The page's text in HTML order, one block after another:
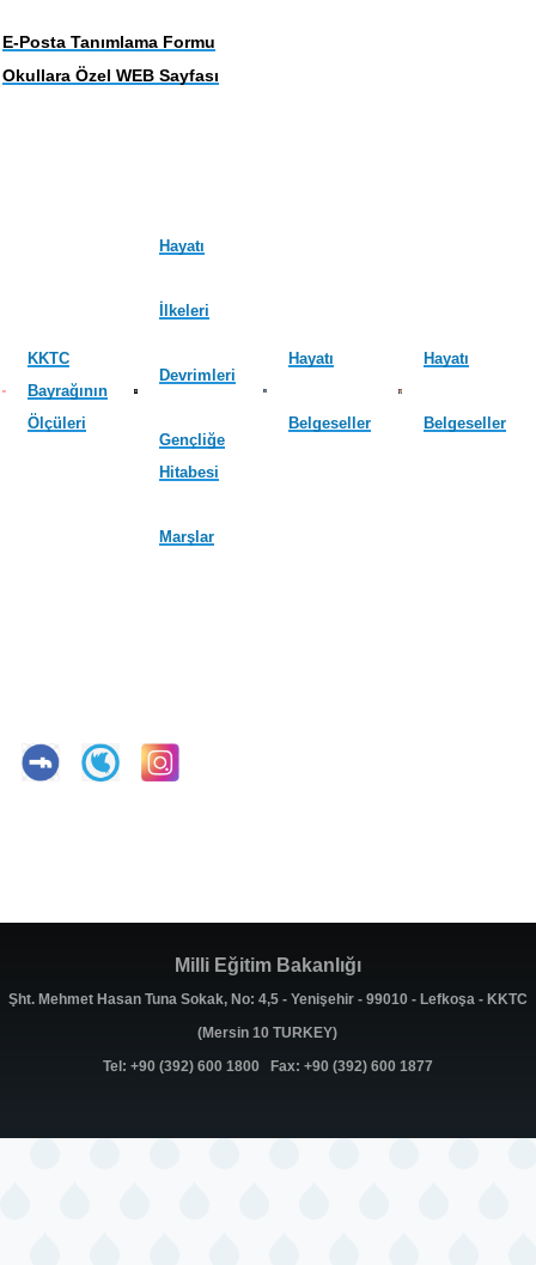
E-Posta Tanımlama Formu
Okullara Özel WEB Sayfası
KKTC
Bayrağının
Ölçüleri
Hayatı
İlkeleri
Devrimleri
Gençliğe
Hitabesi
Marşlar
Hayatı
Belgeseller
Hayatı
Belgeseller
Milli Eğitim Bakanlığı
Şht. Mehmet Hasan Tuna Sokak, No: 4,5 - Yenişehir - 99010 - Lefkoşa - KKTC
(Mersin 10 TURKEY)
Tel: +90 (392) 600 1800 Fax: +90 (392) 600 1877